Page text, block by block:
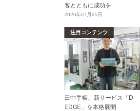
客とともに成功を
2026年07月25日
注目コンテンツ
田中手帳、新サービス「D-
EDGE」を本格展開